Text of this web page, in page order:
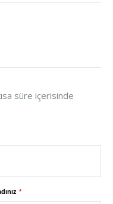
süre içerisinde